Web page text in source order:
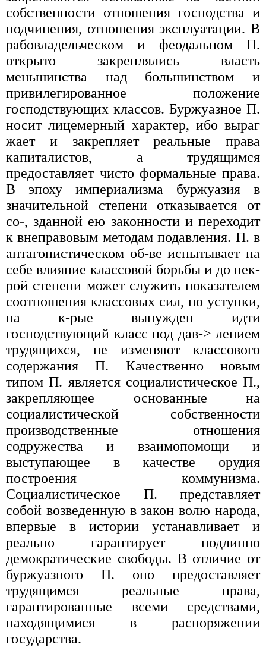
собственности отношения господства и
подчинения, отношения эксплуатации. В
рабовладельческом и феодальном П.
открыто закреплялись власть
меньшинства над большинством и
привилегированное положение
господствующих классов. Буржуазное П.
носит лицемерный характер, ибо выраг
жает и закрепляет реальные права
капиталистов, а трудящимся
предоставляет чисто формальные права.
В эпоху империализма буржуазия в
значительной степени отказывается от
со-, зданной ею законности и переходит
к внеправовым методам подавления. П. в
антагонистическом об-ве испытывает на
себе влияние классовой борьбы и до нек-
рой степени может служить показателем
соотношения классовых сил, но уступки,
на к-рые вынужден идти
господствующий класс под дав-> лением
трудящихся, не изменяют классового
содержания П. Качественно новым
типом П. является социалистическое П.,
закрепляющее основанные на
социалистической собственности
производственные отношения
содружества и взаимопомощи и
выступающее в качестве орудия
построения коммунизма.
Социалистическое П. представляет
собой возведенную в закон волю народа,
впервые в истории устанавливает и
реально гарантирует подлинно
демократические свободы. В отличие от
буржуазного П. оно предоставляет
трудящимся реальные права,
гарантированные всеми средствами,
находящимися в распоряжении
государства.